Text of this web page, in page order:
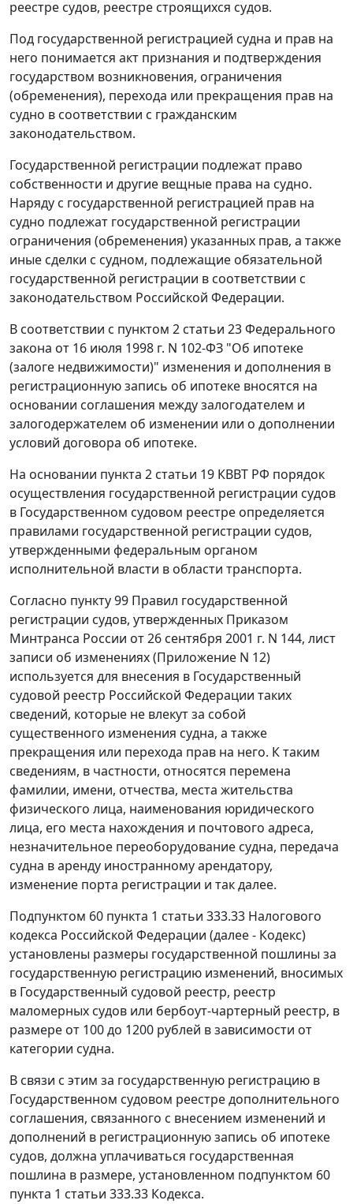
реестре судов, реестре строящихся судов.
Под государственной регистрацией судна и прав на
него понимается акт признания и подтверждения
государством возникновения, ограничения
(обременения), перехода или прекращения прав на
судно в соответствии с гражданским
законодательством.
Государственной регистрации подлежат право
собственности и другие вещные права на судно.
Наряду с государственной регистрацией прав на
судно подлежат государственной регистрации
ограничения (обременения) указанных прав, а также
иные сделки с судном, подлежащие обязательной
государственной регистрации в соответствии с
законодательством Российской Федерации.
В соответствии с пунктом 2 статьи 23 Федерального
закона от 16 июля 1998 г. N 102-ФЗ "Об ипотеке
(залоге недвижимости)" изменения и дополнения в
регистрационную запись об ипотеке вносятся на
основании соглашения между залогодателем и
залогодержателем об изменении или о дополнении
условий договора об ипотеке.
На основании пункта 2 статьи 19 КВВТ РФ порядок
осуществления государственной регистрации судов
в Государственном судовом реестре определяется
правилами государственной регистрации судов,
утвержденными федеральным органом
исполнительной власти в области транспорта.
Согласно пункту 99 Правил государственной
регистрации судов, утвержденных Приказом
Минтранса России от 26 сентября 2001 г. N 144, лист
записи об изменениях (Приложение N 12)
используется для внесения в Государственный
судовой реестр Российской Федерации таких
сведений, которые не влекут за собой
существенного изменения судна, а также
прекращения или перехода прав на него. К таким
сведениям, в частности, относятся перемена
фамилии, имени, отчества, места жительства
физического лица, наименования юридического
лица, его места нахождения и почтового адреса,
незначительное переоборудование судна, передача
судна в аренду иностранному арендатору,
изменение порта регистрации и так далее.
Подпунктом 60 пункта 1 статьи 333.33 Налогового
кодекса Российской Федерации (далее - Кодекс)
установлены размеры государственной пошлины за
государственную регистрацию изменений, вносимых
в Государственный судовой реестр, реестр
маломерных судов или бербоут-чартерный реестр, в
размере от 100 до 1200 рублей в зависимости от
категории судна.
В связи с этим за государственную регистрацию в
Государственном судовом реестре дополнительного
соглашения, связанного с внесением изменений и
дополнений в регистрационную запись об ипотеке
судов, должна уплачиваться государственная
пошлина в размере, установленном подпунктом 60
пункта 1 статьи 333.33 Кодекса.